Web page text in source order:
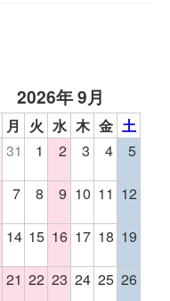
2026年 9月
月 火 水 木 金 土
31 1 2 3 4 5
7 8 9 10 11 12
14 15 16 17 18 19
21 22 23 24 25 26